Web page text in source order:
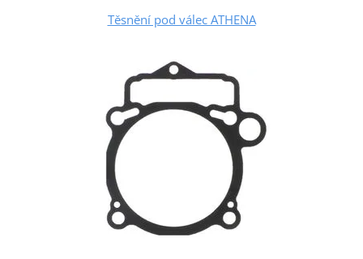
Těsnění pod válec ATHENA